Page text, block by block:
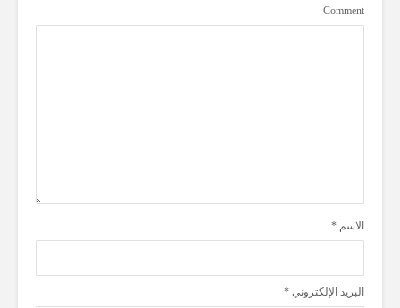
Comment
الاسم *
البريد الإلكتروني *